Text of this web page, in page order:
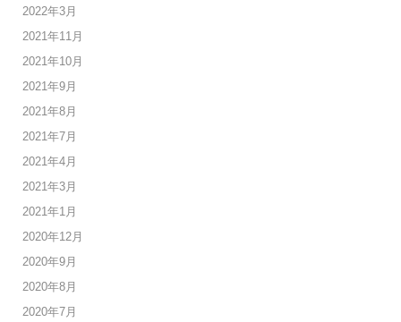
2022年3月
2021年11月
2021年10月
2021年9月
2021年8月
2021年7月
2021年4月
2021年3月
2021年1月
2020年12月
2020年9月
2020年8月
2020年7月